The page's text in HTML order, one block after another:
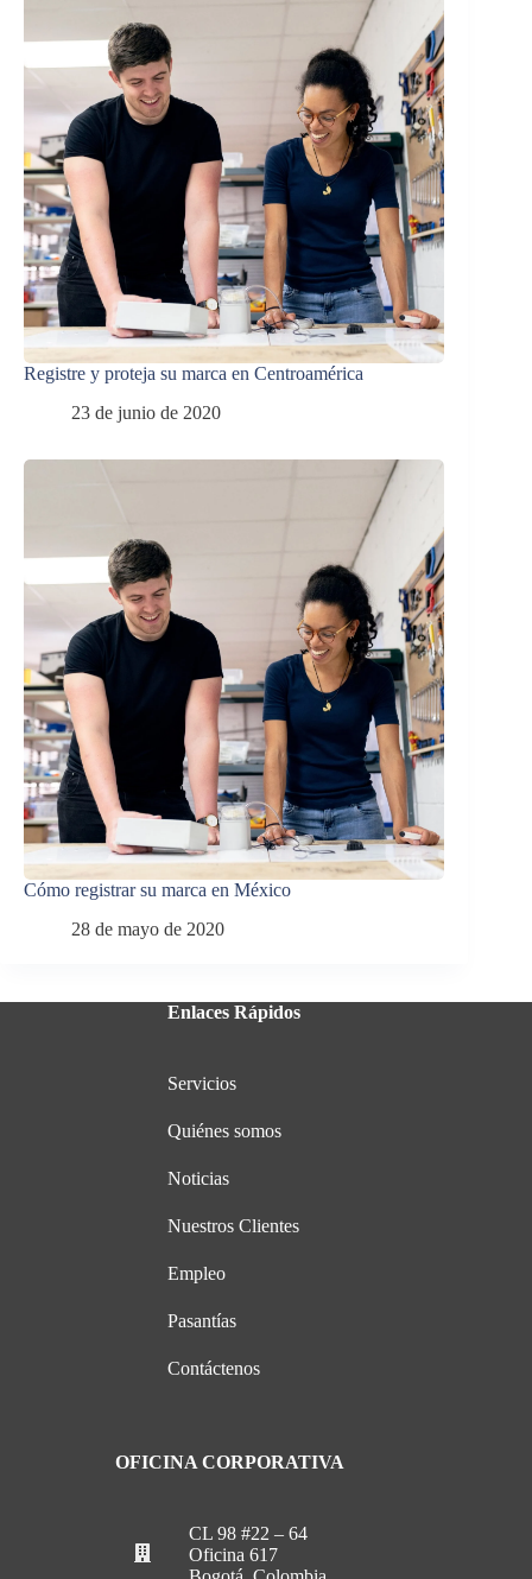
Registre y proteja su marca en Centroamérica
23 de junio de 2020
Cómo registrar su marca en México
28 de mayo de 2020
Enlaces Rápidos
Servicios
Quiénes somos
Noticias
Nuestros Clientes
Empleo
Pasantías
Contáctenos
OFICINA CORPORATIVA
CL 98 #22 – 64
Oficina 617